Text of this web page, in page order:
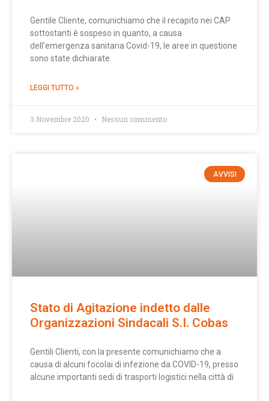
Gentile Cliente, comunichiamo che il recapito nei CAP
sottostanti è sospeso in quanto, a causa
dell’emergenza sanitaria Covid-19, le aree in questione
sono state dichiarate
LEGGI TUTTO »
3 Novembre 2020 Nessun commento
AVVISI
Stato di Agitazione indetto dalle
Organizzazioni Sindacali S.I. Cobas
Gentili Clienti, con la presente comunichiamo che a
causa di alcuni focolai di infezione da COVID-19, presso
alcune importanti sedi di trasporti logistici nella città di